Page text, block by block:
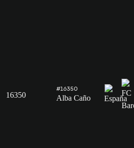
16350
#16350
Alba Caño